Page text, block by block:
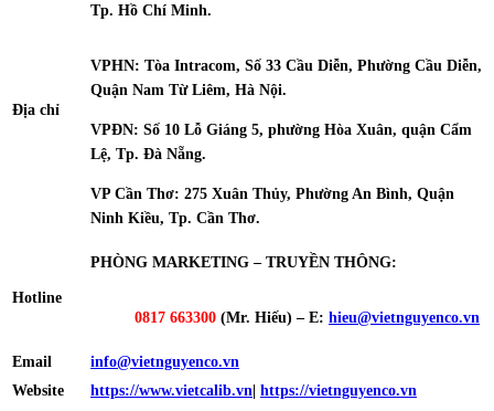
Địa chỉ
Tp. Hồ Chí Minh.
VPHN: Tòa Intracom, Số 33 Cầu Diễn, Phường Cầu Diễn,
Quận Nam Từ Liêm, Hà Nội.
VPĐN: Số 10 Lỗ Giáng 5, phường Hòa Xuân, quận Cẩm
Lệ, Tp. Đà Nẵng.
VP Cần Thơ: 275 Xuân Thủy, Phường An Bình, Quận
Ninh Kiều, Tp. Cần Thơ.
Hotline
PHÒNG MARKETING – TRUYỀN THÔNG:
0817 663300 (Mr. Hiếu) – E: hieu@vietnguyenco.vn
Email
info@vietnguyenco.vn
Website
https://www.vietcalib.vn| https://vietnguyenco.vn